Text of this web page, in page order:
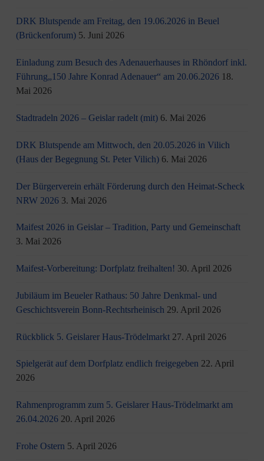
DRK Blutspende am Freitag, den 19.06.2026 in Beuel
(Brückenforum) 5. Juni 2026
Einladung zum Besuch des Adenauerhauses in Rhöndorf inkl.
Führung„150 Jahre Konrad Adenauer“ am 20.06.2026 18.
Mai 2026
Stadtradeln 2026 – Geislar radelt (mit) 6. Mai 2026
DRK Blutspende am Mittwoch, den 20.05.2026 in Vilich
(Haus der Begegnung St. Peter Vilich) 6. Mai 2026
Der Bürgerverein erhält Förderung durch den Heimat-Scheck
NRW 2026 3. Mai 2026
Maifest 2026 in Geislar – Tradition, Party und Gemeinschaft
3. Mai 2026
Maifest-Vorbereitung: Dorfplatz freihalten! 30. April 2026
Jubiläum im Beueler Rathaus: 50 Jahre Denkmal- und
Geschichtsverein Bonn-Rechtsrheinisch 29. April 2026
Rückblick 5. Geislarer Haus-Trödelmarkt 27. April 2026
Spielgerät auf dem Dorfplatz endlich freigegeben 22. April
2026
Rahmenprogramm zum 5. Geislarer Haus-Trödelmarkt am
26.04.2026 20. April 2026
Frohe Ostern 5. April 2026